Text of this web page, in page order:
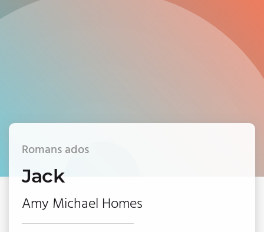
Romans ados
Jack
Amy Michael Homes